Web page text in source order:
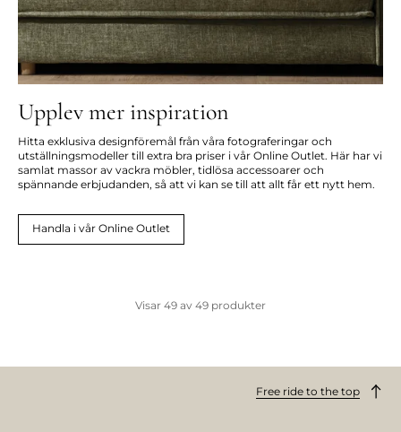
Upplev mer inspiration
Hitta exklusiva designföremål från våra fotograferingar och
utställningsmodeller till extra bra priser i vår Online Outlet. Här har vi
samlat massor av vackra möbler, tidlösa accessoarer och
spännande erbjudanden, så att vi kan se till att allt får ett nytt hem.
Handla i vår Online Outlet
Visar 49 av 49 produkter
Free ride to the top